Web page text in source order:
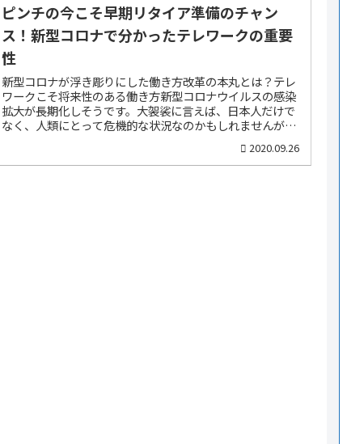
ピンチの今こそ早期リタイア準備のチャン
ス！新型コロナで分かったテレワークの重要
性
新型コロナが浮き彫りにした働き方改革の本丸とは？テレ
ワークこそ将来性のある働き方新型コロナウイルスの感染
拡大が長期化しそうです。大袈裟に言えば、日本人だけで
なく、人類にとって危機的な状況なのかもしれませんが、
はずです。ですから、いたずらに恐れたり、萎縮するので
はなく、今回のコロナ騒動から、これからの人生にとって
2020.09.26